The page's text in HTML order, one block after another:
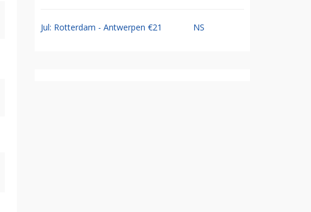
Jul: Rotterdam - Antwerpen €21 NS